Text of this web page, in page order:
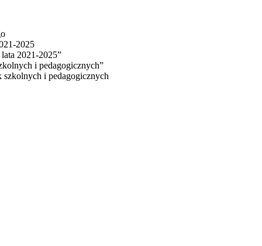
2025
2021-2025”
i pedagogicznych”
i pedagogicznych